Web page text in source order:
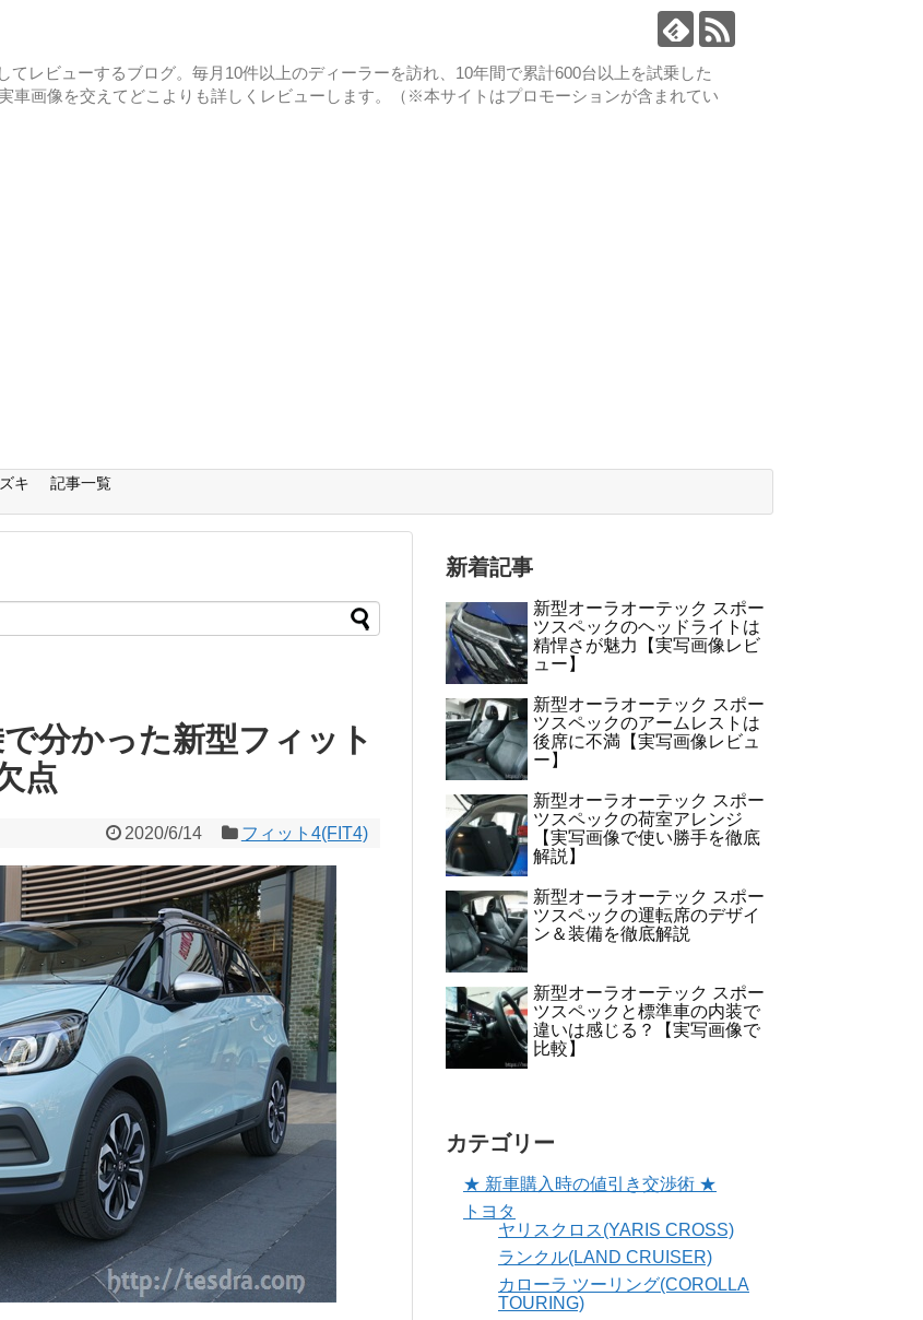
レビューするブログ。毎月10件以上のディーラーを訪れ、10年間で累計600台以上を試乗した
車画像を交えてどこよりも詳しくレビューします。（※本サイトはプロモーションが含まれてい
キ 記事一覧
分かった新型フィット
点
2020/6/14 フィット4(FIT4)
新着記事
新型オーラオーテック スポー
ツスペックのヘッドライトは
精悍さが魅力【実写画像レビ
ュー】
新型オーラオーテック スポー
ツスペックのアームレストは
後席に不満【実写画像レビュ
ー】
新型オーラオーテック スポー
ツスペックの荷室アレンジ
【実写画像で使い勝手を徹底
解説】
新型オーラオーテック スポー
ツスペックの運転席のデザイ
ン＆装備を徹底解説
新型オーラオーテック スポー
ツスペックと標準車の内装で
違いは感じる？【実写画像で
比較】
カテゴリー
★ 新車購入時の値引き交渉術 ★
トヨタ
ヤリスクロス(YARIS CROSS)
ランクル(LAND CRUISER)
カローラ ツーリング(COROLLA
TOURING)